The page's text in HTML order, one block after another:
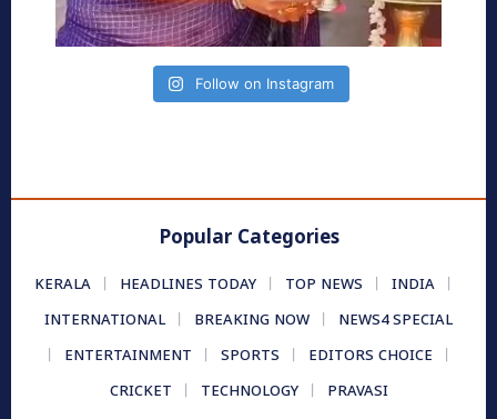
Follow on Instagram
Popular Categories
KERALA HEADLINES TODAY TOP NEWS
INDIA
INTERNATIONAL
BREAKING NOW
NEWS4 SPECIAL
ENTERTAINMENT
SPORTS
EDITORS CHOICE
CRICKET
TECHNOLOGY PRAVASI